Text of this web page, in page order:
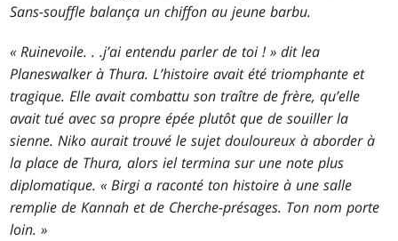
Sans-souffle balança un chiffon au jeune barbu.
« Ruinevoile. . .j’ai entendu parler de toi ! » dit lea
Planeswalker à Thura. L’histoire avait été triomphante et
tragique. Elle avait combattu son traître de frère, qu’elle
avait tué avec sa propre épée plutôt que de souiller la
sienne. Niko aurait trouvé le sujet douloureux à aborder à
la place de Thura, alors iel termina sur une note plus
diplomatique. « Birgi a raconté ton histoire à une salle
remplie de Kannah et de Cherche-présages. Ton nom porte
loin. »